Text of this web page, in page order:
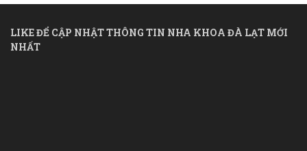
LIKE ĐỂ CẬP NHẬT THÔNG TIN NHA KHOA ĐÀ LẠT MỚI
NHẤT